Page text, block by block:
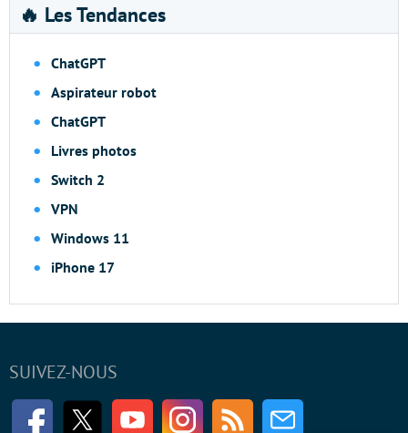
🔥 Les Tendances
ChatGPT
Aspirateur robot
ChatGPT
Livres photos
Switch 2
VPN
Windows 11
iPhone 17
SUIVEZ-NOUS
FacebookTwitter Youtube InstagramRSS Newsletter